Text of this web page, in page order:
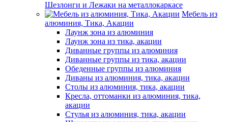
Шезлонги и Лежаки на металлокаркасе
Мебель из
алюминия, Тика, Акации
Лаунж зона из алюминия
Лаунж зона из тика, акации
Диванные группы из алюминия
Диванные группы из тика, акации
Обеденные группы из алюминия
Диваны из алюминия, тика, акации
Столы из алюминия, тика, акации
Кресла, оттоманки из алюминия, тика,
акации
Стулья из алюминия, тика, акации